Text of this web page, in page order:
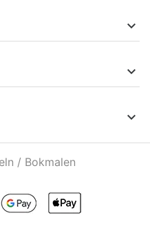



/ Bokmalen